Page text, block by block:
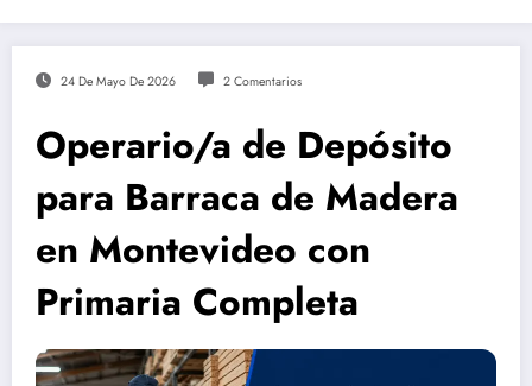
24 De Mayo De 2026 2 Comentarios
Operario/a de Depósito
para Barraca de Madera
en Montevideo con
Primaria Completa